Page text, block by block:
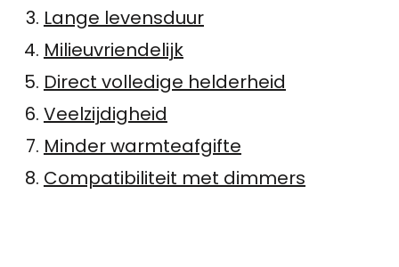
Lange levensduur
Milieuvriendelijk
Direct volledige helderheid
Veelzijdigheid
Minder warmteafgifte
Compatibiliteit met dimmers